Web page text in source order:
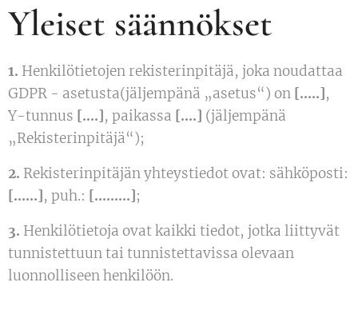
Yleiset säännökset
1. Henkilötietojen rekisterinpitäjä, joka noudattaa
GDPR - asetusta(jäljempänä „asetus“) on […..],
Y-tunnus [….], paikassa [….] (jäljempänä
„Rekisterinpitäjä“);
2. Rekisterinpitäjän yhteystiedot ovat: sähköposti:
[……], puh.: [………];
3. Henkilötietoja ovat kaikki tiedot, jotka liittyvät
tunnistettuun tai tunnistettavissa olevaan
luonnolliseen henkilöön.